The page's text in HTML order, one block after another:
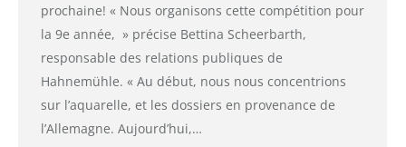
prochaine! « Nous organisons cette compétition pour
la 9e année, » précise Bettina Scheerbarth,
responsable des relations publiques de
Hahnemühle. « Au début, nous nous concentrions
sur l’aquarelle, et les dossiers en provenance de
l’Allemagne. Aujourd’hui,…